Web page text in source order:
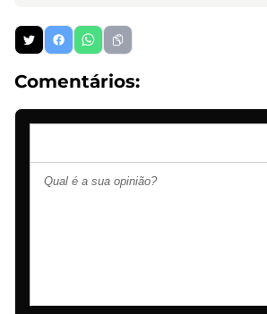
Comentários: